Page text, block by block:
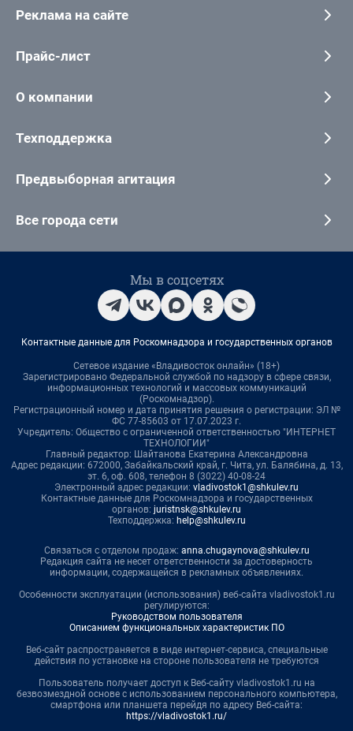
Реклама на сайте
Прайс-лист
О компании
Техподдержка
Предвыборная агитация
Все города сети
Мы в соцсетях
Контактные данные для Роскомнадзора и государственных органов
Сетевое издание «Владивосток онлайн» (18+)
Зарегистрировано Федеральной службой по надзору в сфере связи,
информационных технологий и массовых коммуникаций
(Роскомнадзор).
Регистрационный номер и дата принятия решения о регистрации: ЭЛ №
ФС 77-85603 от 17.07.2023 г.
Учредитель: Общество с ограниченной ответственностью "ИНТЕРНЕТ
ТЕХНОЛОГИИ"
Главный редактор: Шайтанова Екатерина Александровна
Адрес редакции: 672000, Забайкальский край, г. Чита, ул. Балябина, д. 13,
эт. 6, оф. 608, телефон 8 (3022) 40-08-24
Электронный адрес редакции: vladivostok1@shkulev.ru
Контактные данные для Роскомнадзора и государственных
органов: juristnsk@shkulev.ru
Техподдержка: help@shkulev.ru
Связаться с отделом продаж: anna.chugaynova@shkulev.ru
Редакция сайта не несет ответственности за достоверность
информации, содержащейся в рекламных объявлениях.
Особенности эксплуатации (использования) веб-сайта vladivostok1.ru
регулируются:
Руководством пользователя
Описанием функциональных характеристик ПО
Веб-сайт распространяется в виде интернет-сервиса, специальные
действия по установке на стороне пользователя не требуются
Пользователь получает доступ к Веб-сайту vladivostok1.ru на
безвозмездной основе с использованием персонального компьютера,
смартфона или планшета перейдя по адресу Веб-сайта:
https://vladivostok1.ru/